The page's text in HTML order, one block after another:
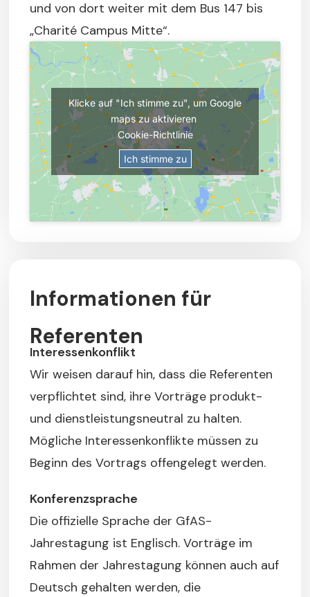
und von dort weiter mit dem Bus 147 bis
„Charité Campus Mitte“.
Klicke auf "Ich stimme zu", um Google
maps zu aktivieren
Cookie-Richtlinie
Ich stimme zu
Informationen für
Referenten
Interessenkonflikt
Wir weisen darauf hin, dass die Referenten
verpflichtet sind, ihre Vorträge produkt-
und dienstleistungsneutral zu halten.
Mögliche Interessenkonflikte müssen zu
Beginn des Vortrags offengelegt werden.
Konferenzsprache
Die offizielle Sprache der GfAS-
Jahrestagung ist Englisch. Vorträge im
Rahmen der Jahrestagung können auch auf
Deutsch gehalten werden, die